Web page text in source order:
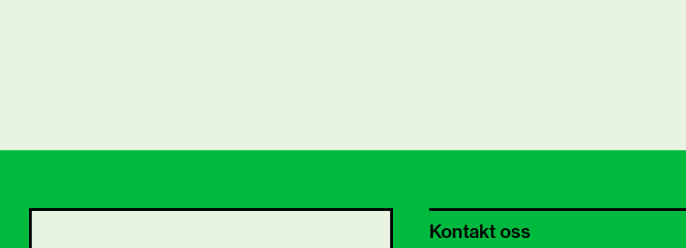
Kontakt oss